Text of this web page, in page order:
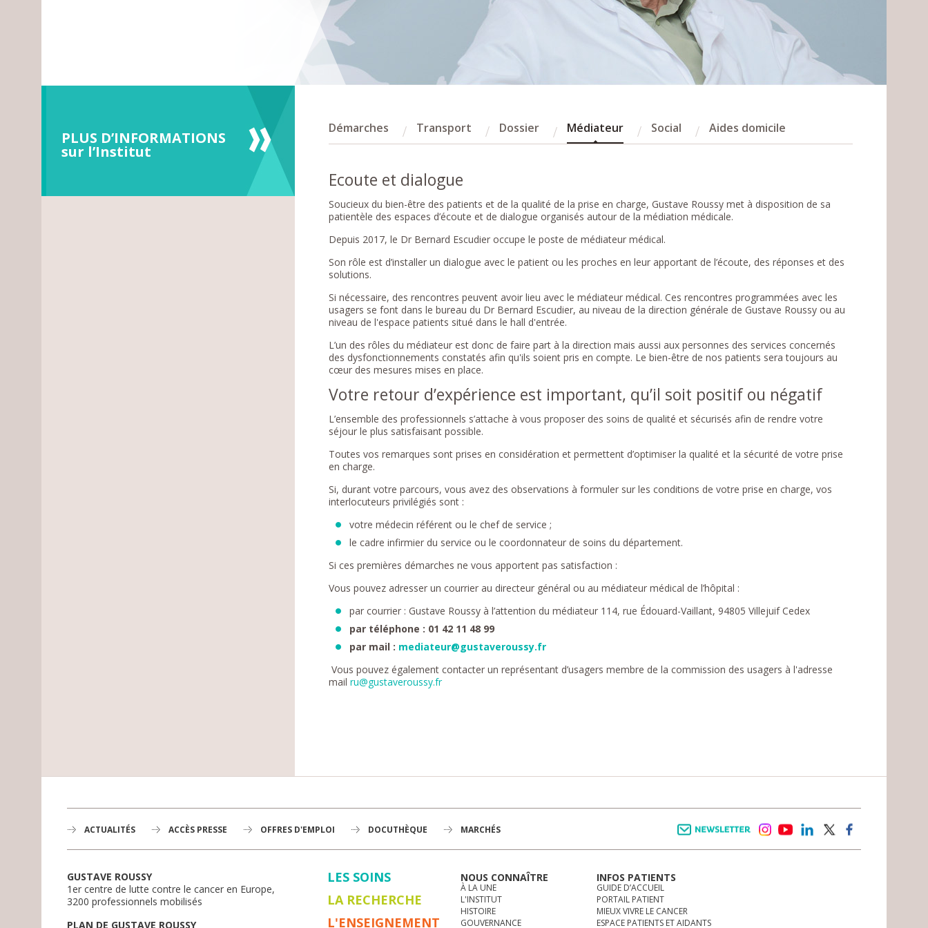
PLUS D’INFORMATIONS
sur l’Institut
Démarches Transport Dossier Médiateur Social Aides domicile
Ecoute et dialogue
Soucieux du bien-être des patients et de la qualité de la prise en charge, Gustave Roussy met à disposition de sa
patientèle des espaces d’écoute et de dialogue organisés autour de la médiation médicale.
Depuis 2017, le Dr Bernard Escudier occupe le poste de médiateur médical.
Son rôle est d’installer un dialogue avec le patient ou les proches en leur apportant de l’écoute, des réponses et des
solutions.
Si nécessaire, des rencontres peuvent avoir lieu avec le médiateur médical. Ces rencontres programmées avec les
usagers se font dans le bureau du Dr Bernard Escudier, au niveau de la direction générale de Gustave Roussy ou au
niveau de l'espace patients situé dans le hall d'entrée.
L’un des rôles du médiateur est donc de faire part à la direction mais aussi aux personnes des services concernés
des dysfonctionnements constatés afin qu'ils soient pris en compte. Le bien-être de nos patients sera toujours au
cœur des mesures mises en place.
Votre retour d’expérience est important, qu’il soit positif ou négatif
L’ensemble des professionnels s’attache à vous proposer des soins de qualité et sécurisés afin de rendre votre
séjour le plus satisfaisant possible.
Toutes vos remarques sont prises en considération et permettent d’optimiser la qualité et la sécurité de votre prise
en charge.
Si, durant votre parcours, vous avez des observations à formuler sur les conditions de votre prise en charge, vos
interlocuteurs privilégiés sont :
votre médecin référent ou le chef de service ;
le cadre infirmier du service ou le coordonnateur de soins du département.
Si ces premières démarches ne vous apportent pas satisfaction :
Vous pouvez adresser un courrier au directeur général ou au médiateur médical de l’hôpital :
par courrier : Gustave Roussy à l’attention du médiateur 114, rue Édouard-Vaillant, 94805 Villejuif Cedex
par téléphone : 01 42 11 48 99
par mail : mediateur@gustaveroussy.fr
Vous pouvez également contacter un représentant d’usagers membre de la commission des usagers à l'adresse
mailru@gustaveroussy.fr
ACTUALITÉS ACCÈS PRESSE OFFRES D'EMPLOI DOCUTHÈQUE MARCHÉS
GUSTAVE ROUSSY
1er centre de lutte contre le cancer en Europe,
3200 professionnels mobilisés
PLAN DE GUSTAVE ROUSSY
LES SOINS
LA RECHERCHE
L'ENSEIGNEMENT
NOUS CONNAÎTRE
À LA UNE
L'INSTITUT
HISTOIRE
GOUVERNANCE
INFOS PATIENTS
GUIDE D’ACCUEIL
PORTAIL PATIENT
MIEUX VIVRE LE CANCER
ESPACE PATIENTS ET AIDANTS